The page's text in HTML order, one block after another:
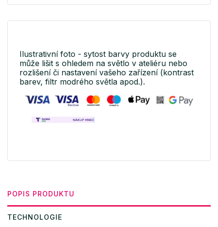
Ilustrativní foto - sytost barvy produktu se
může lišit s ohledem na světlo v ateliéru nebo
rozlišení či nastavení vašeho zařízení (kontrast
barev, filtr modrého světla apod.).
POPIS PRODUKTU
TECHNOLOGIE